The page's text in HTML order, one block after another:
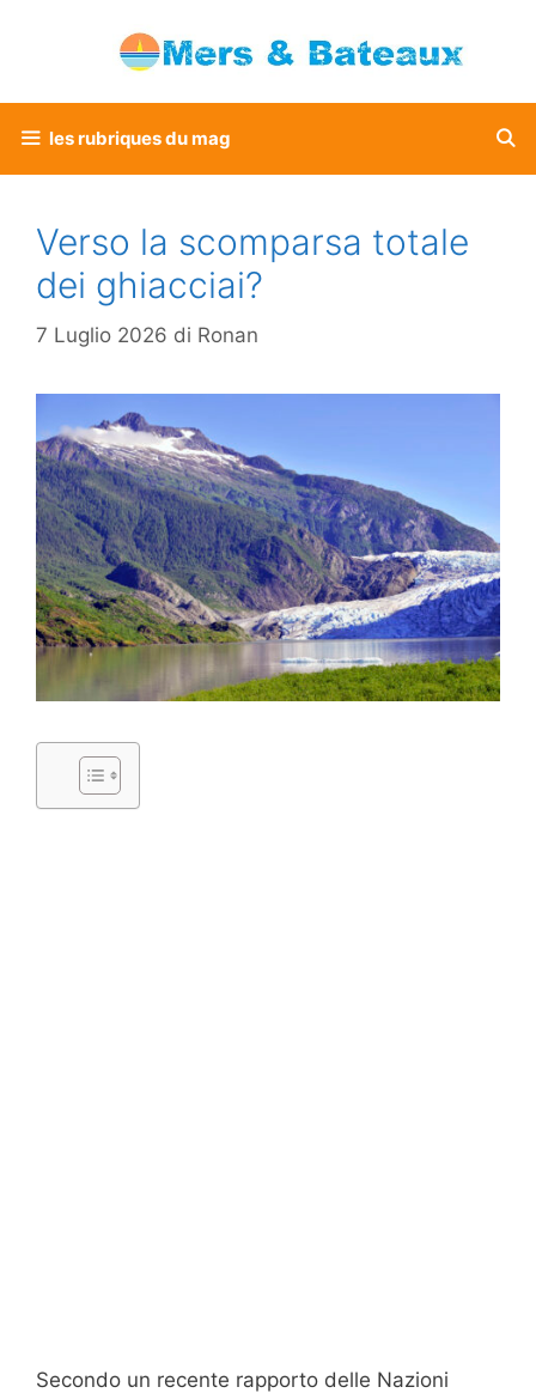
les rubriques du mag
Verso la scomparsa totale
dei ghiacciai?
7 Luglio 2026 di Ronan
Secondo un recente rapporto delle Nazioni